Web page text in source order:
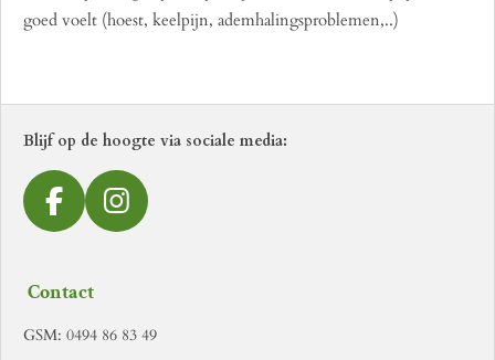
goed voelt (hoest, keelpijn, ademhalingsproblemen,..)
Blijf op de hoogte via sociale media:
F
e
b
I
a
Contact
GSM: 0494 86 83 49